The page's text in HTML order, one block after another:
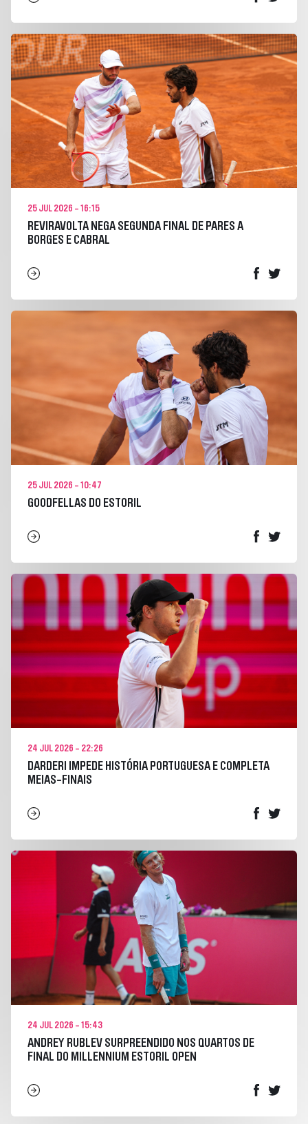
25 JUL 2026 - 16:15
REVIRAVOLTA NEGA SEGUNDA FINAL DE PARES A
BORGES E CABRAL
25 JUL 2026 - 10:47
GOODFELLAS DO ESTORIL
24 JUL 2026 - 22:26
DARDERI IMPEDE HISTÓRIA PORTUGUESA E COMPLETA
MEIAS-FINAIS
24 JUL 2026 - 15:43
ANDREY RUBLEV SURPREENDIDO NOS QUARTOS DE
FINAL DO MILLENNIUM ESTORIL OPEN